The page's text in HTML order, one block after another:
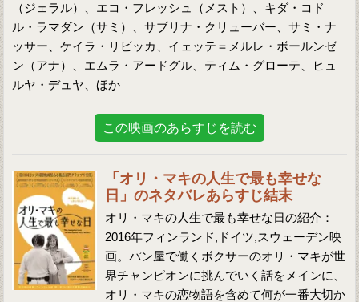
（ジェラル）、エコ・フレッシュ（メスト）、キダ・コド
ル・ラマダン（サミ）、サブリナ・クリューバー、サミ・ナ
ッサー、ケイラ・リビッカ、イェッテ＝メルレ・ボールンゼ
ン（アナ）、エムラ・アードグル、ティム・グローテ、ヒュ
ルヤ・デュヤ、ほか
この映画のあらすじを読む
「オリ・マキの人生で最も幸せな
日」のネタバレあらすじ結末
オリ・マキの人生で最も幸せな日の紹介：
2016年フィンランド,ドイツ,スウェーデン映
画。パン屋で働くボクサーのオリ・マキが世
界チャンピオンに挑んでいく話をメインに、
オリ・マキの恋物語を含めて何が一番大切か